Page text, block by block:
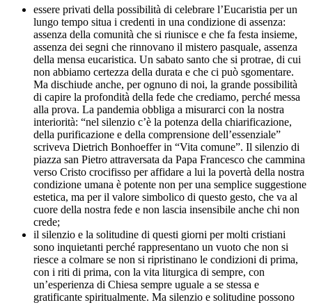
essere privati della possibilità di celebrare l’Eucaristia per un
lungo tempo situa i credenti in una condizione di assenza:
assenza della comunità che si riunisce e che fa festa insieme,
assenza dei segni che rinnovano il mistero pasquale, assenza
della mensa eucaristica. Un sabato santo che si protrae, di cui
non abbiamo certezza della durata e che ci può sgomentare.
Ma dischiude anche, per ognuno di noi, la grande possibilità
di capire la profondità della fede che crediamo, perché messa
alla prova. La pandemia obbliga a misurarci con la nostra
interiorità: “nel silenzio c’è la potenza della chiarificazione,
della purificazione e della comprensione dell’essenziale”
scriveva Dietrich Bonhoeffer in “Vita comune”. Il silenzio di
piazza san Pietro attraversata da Papa Francesco che cammina
verso Cristo crocifisso per affidare a lui la povertà della nostra
condizione umana è potente non per una semplice suggestione
estetica, ma per il valore simbolico di questo gesto, che va al
cuore della nostra fede e non lascia insensibile anche chi non
crede;
il silenzio e la solitudine di questi giorni per molti cristiani
sono inquietanti perché rappresentano un vuoto che non si
riesce a colmare se non si ripristinano le condizioni di prima,
con i riti di prima, con la vita liturgica di sempre, con
un’esperienza di Chiesa sempre uguale a se stessa e
gratificante spiritualmente. Ma silenzio e solitudine possono